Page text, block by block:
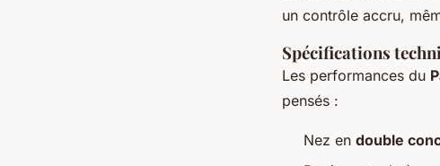
un contrôle accru,
Spécifications
Les performances du
pensés :
Nez en double